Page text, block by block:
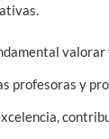
profesoras y